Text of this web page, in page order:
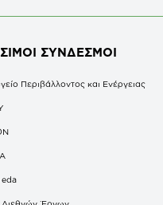
ΣΥΝΔΕΣΜΟΙ
Περιβάλλοντος και Ενέργειας
eda